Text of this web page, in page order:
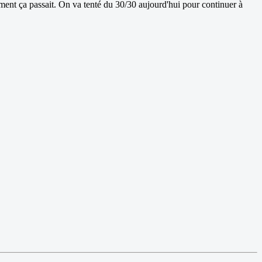
ça passait. On va tenté du 30/30 aujourd'hui pour continuer à